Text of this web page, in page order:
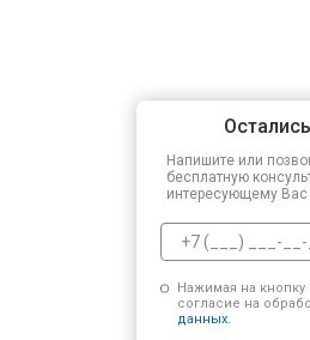
Напишите или
бесплатную
интересующему Вас
Нажимая на
согласие на
данных.